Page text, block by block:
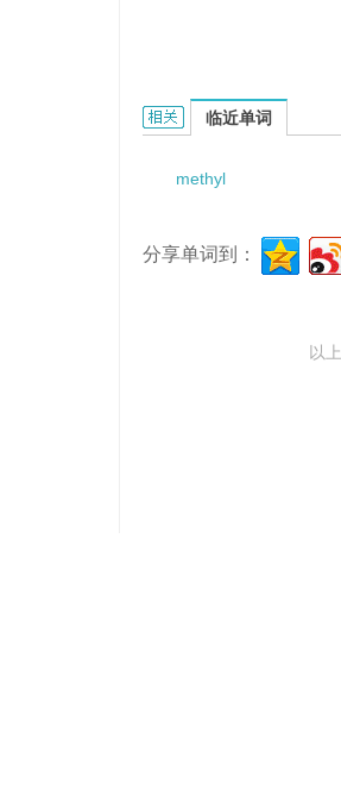
methyl propyl carbinol的
临近单词
methyl
分享单词到：
以